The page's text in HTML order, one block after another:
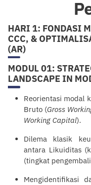
HARI 1: FONDASI
CCC, &
(AR)
MODUL 01:
LANDSCAPE IN
Reorientasi modal
Bruto (Gross
Working Capital).
Dilema klasik
antara Likuiditas
(tingkat
Mengidentifikasi